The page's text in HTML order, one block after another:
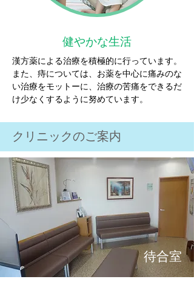
待合室
健やかな生活
漢方薬による治療を積極的に行っています。
また、痔については、お薬を中心に痛みのな
い治療をモットーに、治療の苦痛をできるだ
け少なくするように努めています。
クリニックのご案内